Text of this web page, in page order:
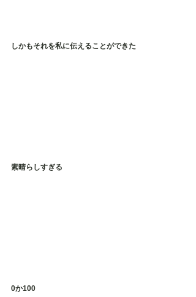
しかもそれを私に伝えることができた
素晴らしすぎる
0か100